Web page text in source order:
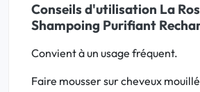
Conseils d'utilisation La
Shampoing Purifiant
Convient à un usage fréquent.
Faire mousser sur cheveux